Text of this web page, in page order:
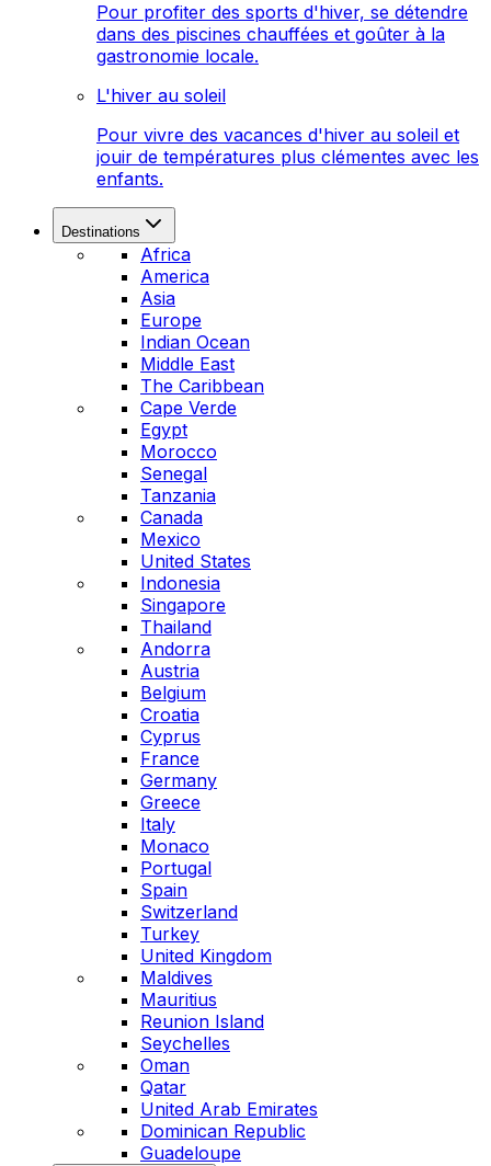
Pour profiter des sports d'hiver, se détendre
dans des piscines chauffées et goûter à la
gastronomie locale.
L'hiver au soleil
Pour vivre des vacances d'hiver au soleil et
jouir de températures plus clémentes avec les
enfants.
Destinations
Africa
America
Asia
Europe
Indian Ocean
Middle East
The Caribbean
Cape Verde
Egypt
Morocco
Senegal
Tanzania
Canada
Mexico
United States
Indonesia
Singapore
Thailand
Andorra
Austria
Belgium
Croatia
Cyprus
France
Germany
Greece
Italy
Monaco
Portugal
Spain
Switzerland
Turkey
United Kingdom
Maldives
Mauritius
Reunion Island
Seychelles
Oman
Qatar
United Arab Emirates
Dominican Republic
Guadeloupe